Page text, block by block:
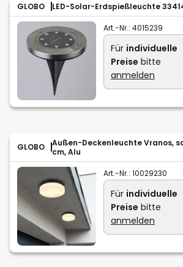
GLOBO LED-Solar-Erdspießleuchte
Art.-Nr.: 4015239
Für individuelle
Preise bitte
anmelden
GLOBO
Außen-Deckenleuchte Vranos,
cm, Alu
Art.-Nr.: 10029230
Für individuelle
Preise bitte
anmelden